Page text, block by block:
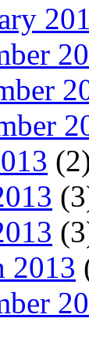
2013